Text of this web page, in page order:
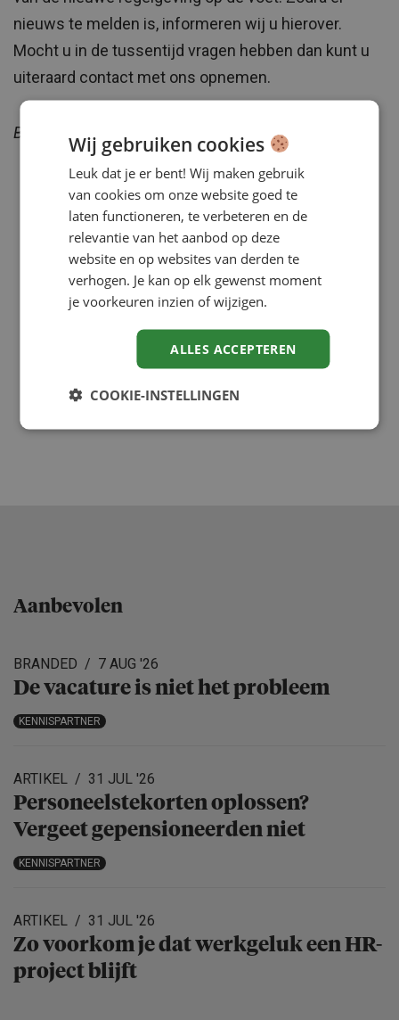
nieuws te melden is, informeren wij u hierover.
Mocht u in de tussentijd vragen hebben dan kunt u
uiteraard contact met ons opnemen.
Bron: NOS.nl
Aanbevolen
BRANDED 7 AUG '26
De vacature is niet het probleem
KENNISPARTNER
ARTIKEL 31 JUL '26
Personeels­te­korten oplossen?
Vergeet gepensio­neerden niet
KENNISPARTNER
ARTIKEL 31 JUL '26
Zo voorkom je dat werkgeluk een HR-
project blijft
Wij gebruiken cookies
Leuk dat je er bent! Wij maken gebruik
van cookies om onze website goed te
laten functioneren, te verbeteren en de
relevantie van het aanbod op deze
website en op websites van derden te
verhogen. Je kan op elk gewenst moment
je voorkeuren inzien of wijzigen.
ALLES ACCEPTEREN
COOKIE-INSTELLINGEN